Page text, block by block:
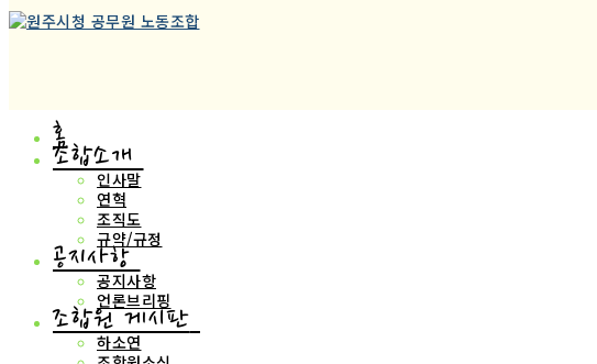
홈
조합소개
인사말
연혁
조직도
규약/규정
공지사항
공지사항
언론브리핑
조합원 게시판
하소연